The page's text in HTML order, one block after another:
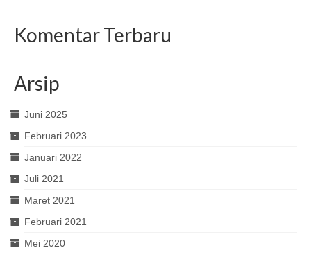
Komentar Terbaru
Arsip
Juni 2025
Februari 2023
Januari 2022
Juli 2021
Maret 2021
Februari 2021
Mei 2020